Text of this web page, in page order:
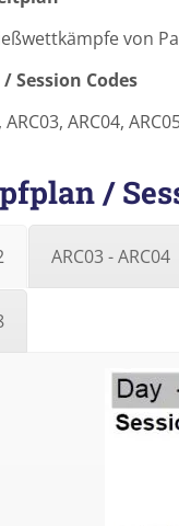
von
Session Codes
ARC04,
/
ARC03 - ARC04